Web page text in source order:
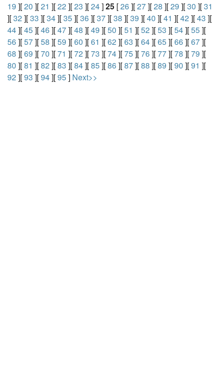
19 ][20 ][21 ][22 ][23 ][24]25 [26][27][28 ][29 ][30 ][31
][32 ][33 ][34][35][36][37][38 ][39 ][40 ][41 ][42 ][43 ][
44][45][46][47][48 ][49 ][50 ][51 ][52 ][53 ][54][55][
56][57][58 ][59 ][60 ][61 ][62 ][63 ][64][65][66][67][
68 ][69 ][70 ][71 ][72 ][73 ][74][75][76][77][78 ][79 ][
80 ][81 ][82 ][83 ][84][85][86][87][88 ][89 ][90 ][91 ][
92 ][93 ][94][95] Next>>